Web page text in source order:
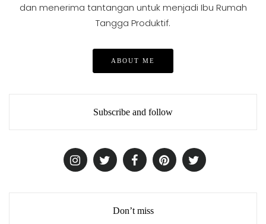
dan menerima tantangan untuk menjadi Ibu Rumah
Tangga Produktif.
ABOUT ME
Subscribe and follow
Don’t miss